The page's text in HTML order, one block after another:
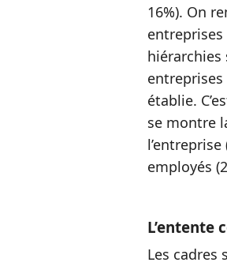
16%). On
hiérarchies
entreprises
établie.
se montre
employés
L’entente
Les cadres